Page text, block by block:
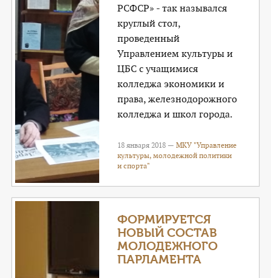
РСФСР» - так назывался
круглый стол,
проведенный
Управлением культуры и
ЦБС с учащимися
колледжа экономики и
права, железнодорожного
колледжа и школ города.
18 января 2018 —МКУ "Управление
культуры, молодежной политики
и спорта"
ФОРМИРУЕТСЯ
НОВЫЙ СОСТАВ
МОЛОДЕЖНОГО
ПАРЛАМЕНТА